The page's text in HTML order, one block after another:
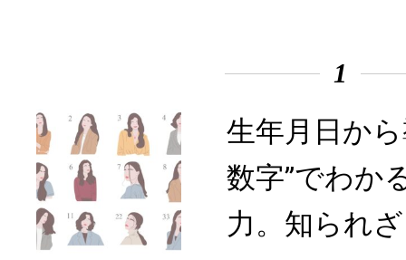
1
生年月日か
数字”でわか
力。知られ